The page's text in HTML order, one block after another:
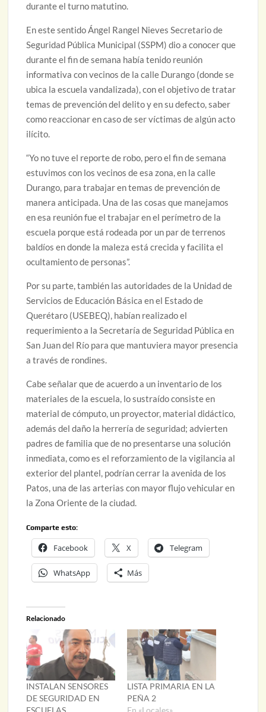
durante el turno matutino.
En este sentido Ángel Rangel Nieves Secretario de
Seguridad Pública Municipal (SSPM) dio a conocer que
durante el fin de semana había tenido reunión
informativa con vecinos de la calle Durango (donde se
ubica la escuela vandalizada), con el objetivo de tratar
temas de prevención del delito y en su defecto, saber
como reaccionar en caso de ser víctimas de algún acto
ilícito.
“Yo no tuve el reporte de robo, pero el fin de semana
estuvimos con los vecinos de esa zona, en la calle
Durango, para trabajar en temas de prevención de
manera anticipada. Una de las cosas que manejamos
en esa reunión fue el trabajar en el perímetro de la
escuela porque está rodeada por un par de terrenos
baldíos en donde la maleza está crecida y facilita el
ocultamiento de personas”.
Por su parte, también las autoridades de la Unidad de
Servicios de Educación Básica en el Estado de
Querétaro (USEBEQ), habían realizado el
requerimiento a la Secretaría de Seguridad Pública en
San Juan del Río para que mantuviera mayor presencia
a través de rondines.
Cabe señalar que de acuerdo a un inventario de los
materiales de la escuela, lo sustraído consiste en
material de cómputo, un proyector, material didáctico,
además del daño la herrería de seguridad; advierten
padres de familia que de no presentarse una solución
inmediata, como es el reforzamiento de la vigilancia al
exterior del plantel, podrían cerrar la avenida de los
Patos, una de las arterias con mayor flujo vehicular en
la Zona Oriente de la ciudad.
Comparte esto:
Facebook X Telegram
WhatsApp Más
Relacionado
INSTALAN SENSORES
DE SEGURIDAD EN
ESCUELAS
LISTA PRIMARIA EN LA
PEÑA 2
En «Locales»